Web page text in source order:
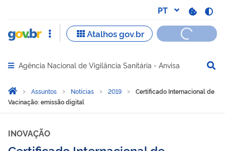
Abrir menu principal de navegação
Agência Nacional de Vigilância Sanitária - Anvisa
Você está aqui:
Página Inicial
Assuntos Notícias 2019
Certificado Internacional de
Vacinação: emissão digital
INOVAÇÃO